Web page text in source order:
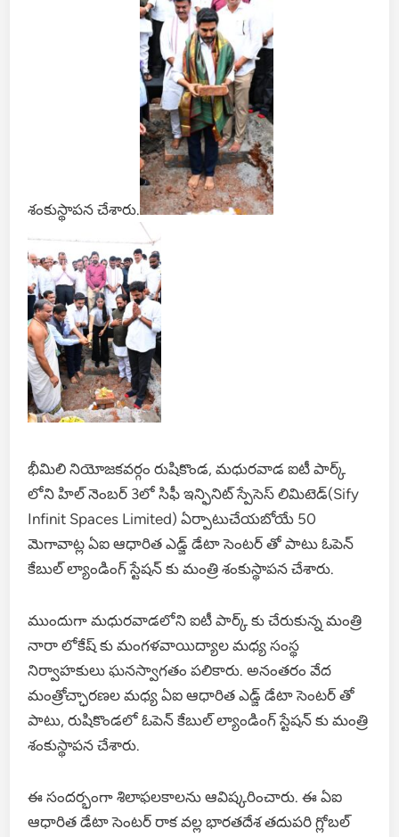
శంకుస్థాపన చేశారు.
భీమిలి నియోజకవర్గం రుషికొండ, మధురవాడ ఐటీ పార్క్
లోని హిల్ నెంబర్ 3లో సిఫీ ఇన్ఫినిట్ స్పేసెస్ లిమిటెడ్(Sify
Infinit Spaces Limited) ఏర్పాటుచేయబోయే 50
మెగావాట్ల ఏఐ ఆధారిత ఎడ్జ్ డేటా సెంటర్ తో పాటు ఓపెన్
కేబుల్ ల్యాండింగ్ స్టేషన్ కు మంత్రి శంకుస్థాపన చేశారు.
ముందుగా మధురవాడలోని ఐటీ పార్క్ కు చేరుకున్న మంత్రి
నారా లోకేష్ కు మంగళవాయిద్యాల మధ్య సంస్థ
నిర్వాహకులు ఘనస్వాగతం పలికారు. అనంతరం వేద
మంత్రోచ్ఛారణల మధ్య ఏఐ ఆధారిత ఎడ్జ్ డేటా సెంటర్ తో
పాటు, రుషికొండలో ఓపెన్ కేబుల్ ల్యాండింగ్ స్టేషన్ కు మంత్రి
శంకుస్థాపన చేశారు.
ఈ సందర్భంగా శిలాఫలకాలను ఆవిష్కరించారు. ఈ ఏఐ
ఆధారిత డేటా సెంటర్ రాక వల్ల భారతదేశ తదుపరి గ్లోబల్